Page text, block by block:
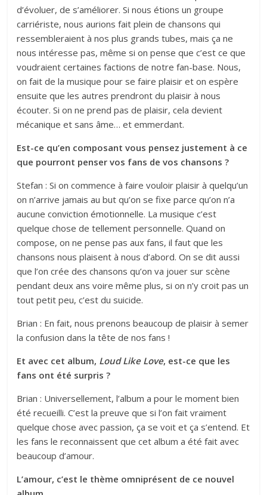
d’évoluer, de s’améliorer. Si nous étions un groupe
carriériste, nous aurions fait plein de chansons qui
ressembleraient à nos plus grands tubes, mais ça ne
nous intéresse pas, même si on pense que c’est ce que
voudraient certaines factions de notre fan-base. Nous,
on fait de la musique pour se faire plaisir et on espère
ensuite que les autres prendront du plaisir à nous
écouter. Si on ne prend pas de plaisir, cela devient
mécanique et sans âme… et emmerdant.
Est-ce qu’en composant vous pensez justement à ce
que pourront penser vos fans de vos chansons ?
Stefan : Si on commence à faire vouloir plaisir à quelqu’un
on n’arrive jamais au but qu’on se fixe parce qu’on n’a
aucune conviction émotionnelle. La musique c’est
quelque chose de tellement personnelle. Quand on
compose, on ne pense pas aux fans, il faut que les
chansons nous plaisent à nous d’abord. On se dit aussi
que l’on crée des chansons qu’on va jouer sur scène
pendant deux ans voire même plus, si on n’y croit pas un
tout petit peu, c’est du suicide.
Brian : En fait, nous prenons beaucoup de plaisir à semer
la confusion dans la tête de nos fans !
Et avec cet album, Loud Like Love, est-ce que les
fans ont été surpris ?
Brian : Universellement, l’album a pour le moment bien
été recueilli. C’est la preuve que si l’on fait vraiment
quelque chose avec passion, ça se voit et ça s’entend. Et
les fans le reconnaissent que cet album a été fait avec
beaucoup d’amour.
L’amour, c’est le thème omniprésent de ce nouvel